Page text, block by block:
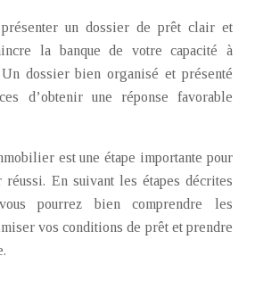
un dossier de prêt clair et
la banque de votre capacité à
dossier bien organisé et présenté
d’obtenir une réponse favorable
est une étape importante pour
En suivant les étapes décrites
pourrez bien comprendre les
vos conditions de prêt et prendre